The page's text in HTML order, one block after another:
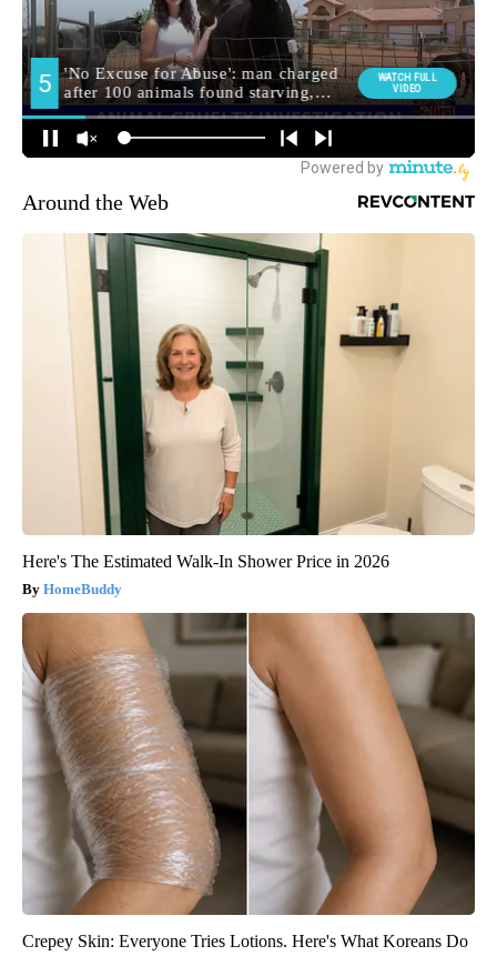
Around the Web
Here's The Estimated Walk-In Shower Price in 2026
HomeBuddy
Crepey Skin: Everyone Tries Lotions. Here's What Koreans Do